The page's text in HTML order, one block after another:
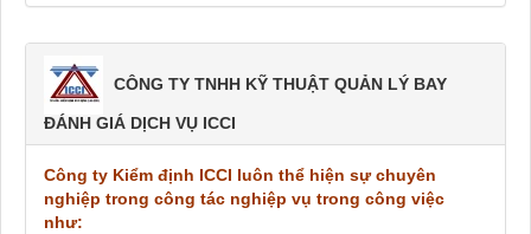
CÔNG TY TNHH KỸ THUẬT QUẢN LÝ BAY
ĐÁNH GIÁ DỊCH VỤ ICCI
Công ty Kiểm định ICCI luôn thể hiện sự chuyên
nghiệp trong công tác nghiệp vụ trong công việc
như: